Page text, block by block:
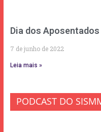
Dia dos Aposentados
7 de junho de 2022
Leia mais »
PODCAST DO